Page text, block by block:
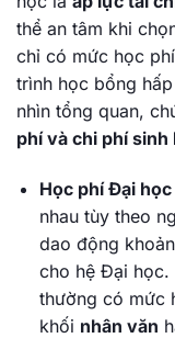
thể an tâm khi
chỉ có mức học
trình học bổng
nhìn tổng quan,
phí và chi phí sinh
Học phí Đại
nhau tùy theo
dao động
cho hệ Đại học.
thường có mức
khối nhân văn